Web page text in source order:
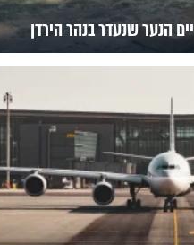
הנער שנעדר בנהר הירדן